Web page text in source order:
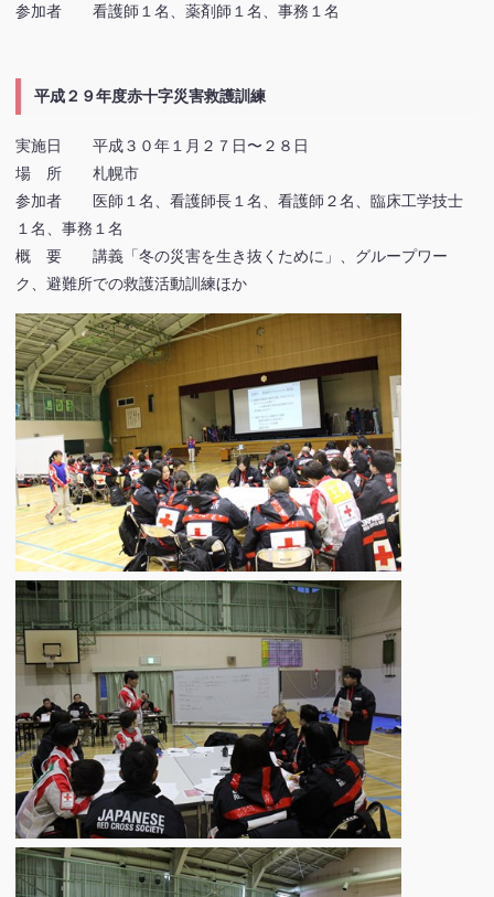
参加者 看護師１名、薬剤師１名、事務１名
平成２９年度赤十字災害救護訓練
実施日 平成３０年１月２７日〜２８日
場 所 札幌市
参加者 医師１名、看護師長１名、看護師２名、臨床工学技士
１名、事務１名
概 要 講義「冬の災害を生き抜くために」、グループワー
ク、避難所での救護活動訓練ほか